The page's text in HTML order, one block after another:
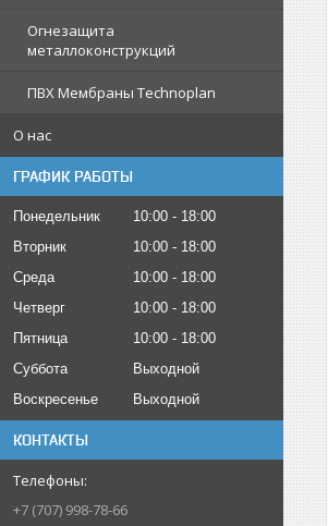
Огнезащита
металлоконструкций
ПВХ Мембраны Technoplan
О нас
ГРАФИК РАБОТЫ
Понедельник 10:00
18:00
Вторник
10:00
18:00
Среда
10:00
18:00
Четверг
10:00
18:00
Пятница
10:00
18:00
Суббота
Выходной
Воскресенье
Выходной
КОНТАКТЫ
+7 (707) 998-78-66